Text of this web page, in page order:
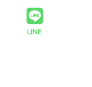
LINE